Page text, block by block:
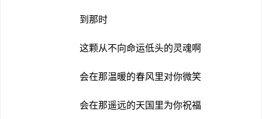
到那时
这颗从不向命运低头的灵魂啊
会在那温暖的春风里对你微笑
会在那遥远的天国里为你祝福